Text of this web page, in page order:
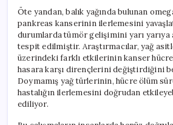
Öte yandan, balık yağında bulunan
pankreas kanserinin ilerlemesini
durumlarda tümör gelişimini yarı
tespit edilmiştir. Araştırmacılar, yağ
üzerindeki farklı etkilerinin kanser
hasara karşı dirençlerini değiştirdiğini
Doymamış yağ türlerinin, hücre ölüm
hastalığın ilerlemesini doğrudan
ediliyor.